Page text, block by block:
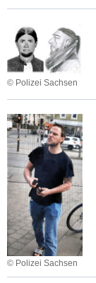
i
g
g
f
d
a
s
e
r
l
n
e
r
S
t
r
o
u
g
e
n
e
n
g
e
b
r
o
c
h
e
n
e
r
s
u
c
h
t
e
ä
u
b
e
r
i
s
© Polizei Sachsen
i
n
d
e
r
a
n
g
e
s
© Polizei Sachsen